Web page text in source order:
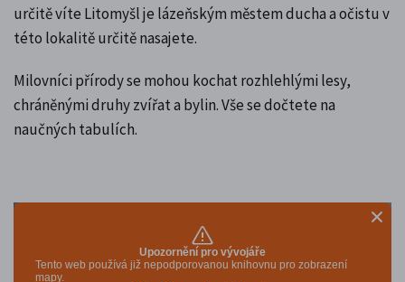
určitě víte Litomyšl je lázeňským městem ducha a očistu v
této lokalitě určitě nasajete.
Milovníci přírody se mohou kochat rozhlehlými lesy,
chráněnými druhy zvířat a bylin. Vše se dočtete na
naučných tabulích.